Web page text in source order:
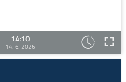
14:10
14. 6. 2026